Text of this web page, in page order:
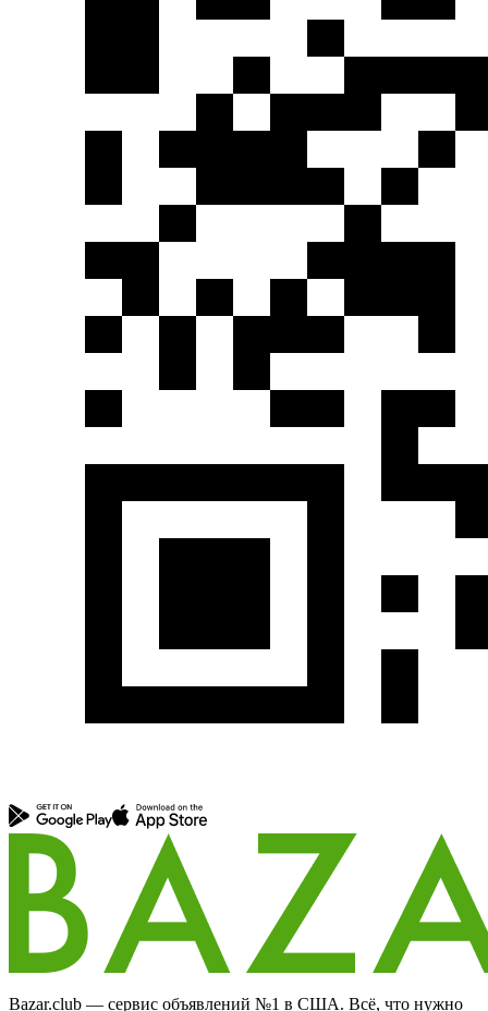
Bazar.club — сервис объявлений №1 в США. Всё, что нужно